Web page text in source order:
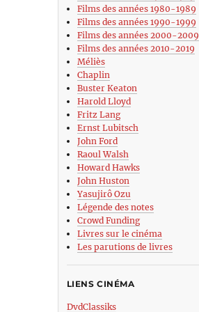
Films des années 1980-1989
Films des années 1990-1999
Films des années 2000-2009
Films des années 2010-2019
Méliès
Chaplin
Buster Keaton
Harold Lloyd
Fritz Lang
Ernst Lubitsch
John Ford
Raoul Walsh
Howard Hawks
John Huston
Yasujirô Ozu
Légende des notes
Crowd Funding
Livres sur le cinéma
Les parutions de livres
LIENS CINÉMA
DvdClassiks